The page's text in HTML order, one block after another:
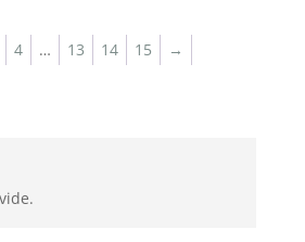
4 … 13 14 15 →